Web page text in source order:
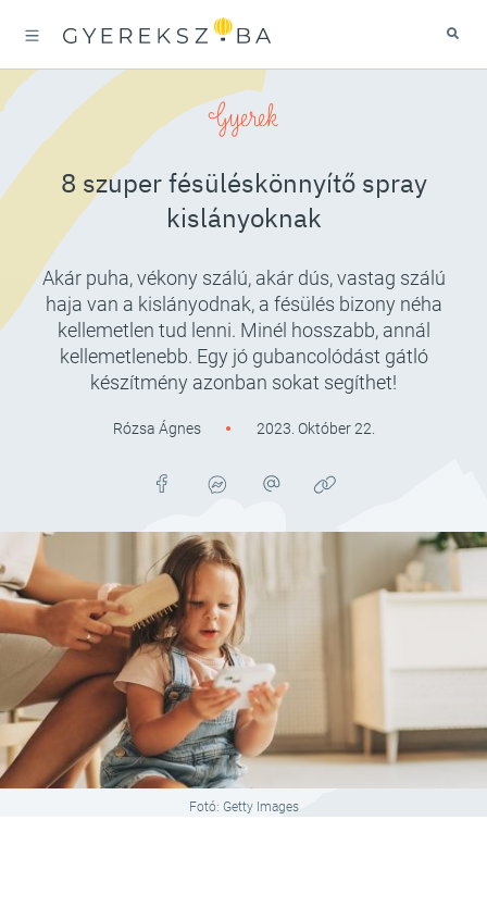
Gyerek
8 szuper fésüléskönnyítő spray
kislányoknak
Akár puha, vékony szálú, akár dús, vastag szálú
haja van a kislányodnak, a fésülés bizony néha
kellemetlen tud lenni. Minél hosszabb, annál
kellemetlenebb. Egy jó gubancolódást gátló
készítmény azonban sokat segíthet!
Rózsa Ágnes 2023. Október 22.
Fotó: Getty Images